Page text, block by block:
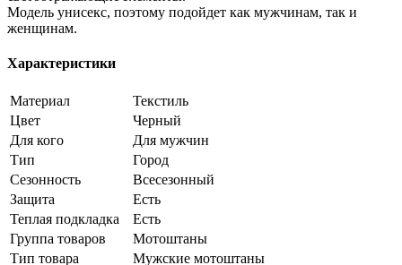
Модель унисекс, поэтому подойдет как мужчинам, так и
женщинам.
Характеристики
Материал
Текстиль
Цвет
Черный
Для кого
Для мужчин
Тип
Город
Сезонность
Всесезонный
Защита
Есть
Теплая подкладка
Есть
Группа товаров
Мотоштаны
Тип товара
Мужские мотоштаны